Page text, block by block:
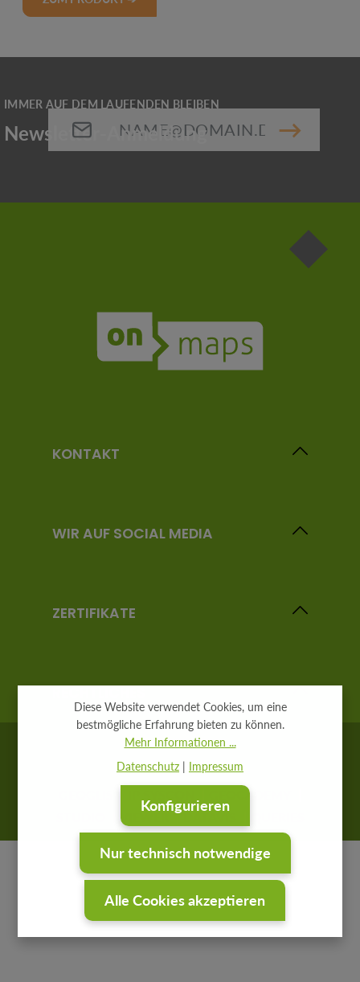
Pflichtfelder.
KONTAKT
WIR AUF SOCIAL MEDIA
ZERTIFIKATE
GEOCADEMY
VIEWER
Diese Website verwendet Cookies, um eine
bestmögliche Erfahrung bieten zu können.
Mehr Informationen ...
Datenschutz | Impressum
Nur technisch notwendige
Konfigurieren
Alle Cookies akzeptieren